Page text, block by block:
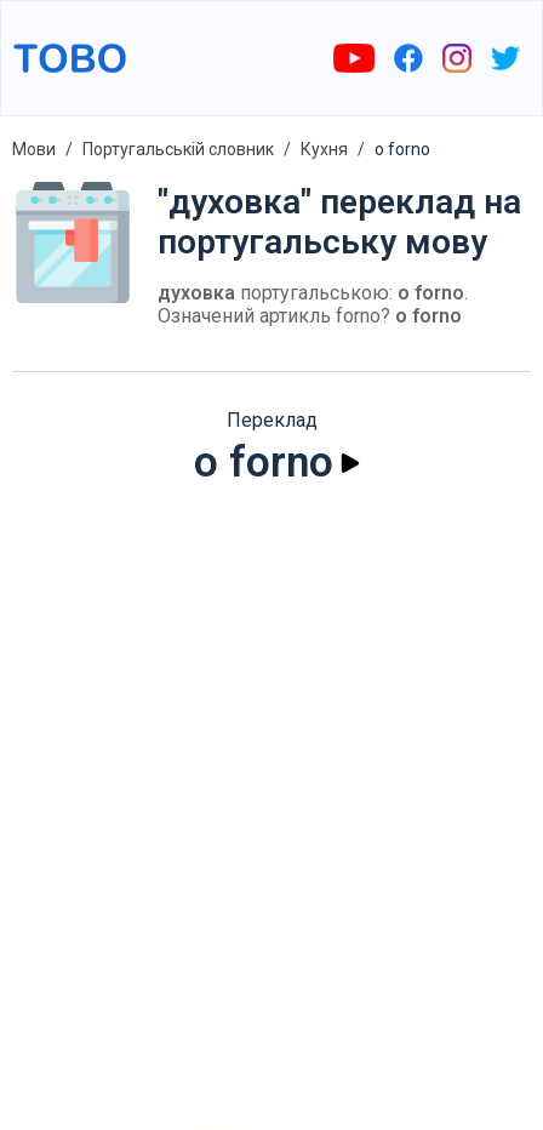
Мови Португальській словник Кухня o forno
"духовка" переклад на
португальську мову
духовка португальською: o forno.
Означений артикль forno? o forno
Переклад
o forno